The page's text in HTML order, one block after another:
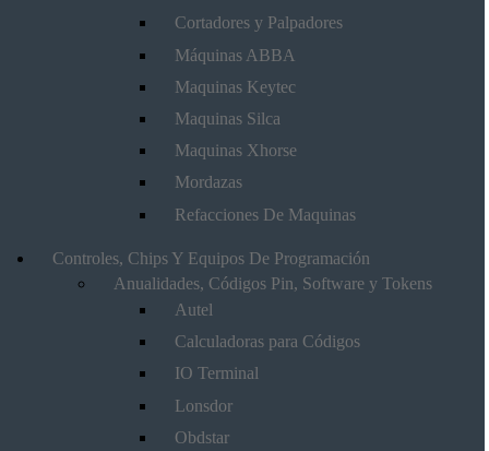
Cortadores y Palpadores
Máquinas ABBA
Maquinas Keytec
Maquinas Silca
Maquinas Xhorse
Mordazas
Refacciones De Maquinas
Controles, Chips Y Equipos De Programación
Anualidades, Códigos Pin, Software y Tokens
Autel
Calculadoras para Códigos
IO Terminal
Lonsdor
Obdstar